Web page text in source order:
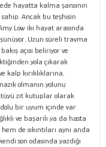
hayatta kalma şansının
Ancak bu teşhisin
Low iki hayat arasında
Uzun süreli travma
açısı beliriyor ve
yola çıkarak
kalp kırıklıklarına,
olmanın yolunu
zıt kutuplar olarak
bir uyum içinde var
ve başarılı ya da hasta
de sıkıntıları aynı anda
son odasında yazdığı